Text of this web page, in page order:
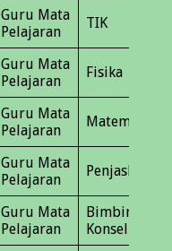
Guru Mata
Pelajaran
TIK
Guru Mata
Pelajaran
Fisika
Guru Mata
Pelajaran
Matematika
Guru Mata
Pelajaran
Penjaskes
Guru Mata
Pelajaran
Bimbingan
Konseling